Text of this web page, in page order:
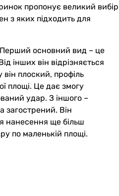
пропонує великий вибір
з яких підходить для
основний вид – це
інших він відрізняється
плоский, профіль
площі. Це дає змогу
удар. З іншого –
загострений. Він
нанесення ще більш
по маленькій площі.